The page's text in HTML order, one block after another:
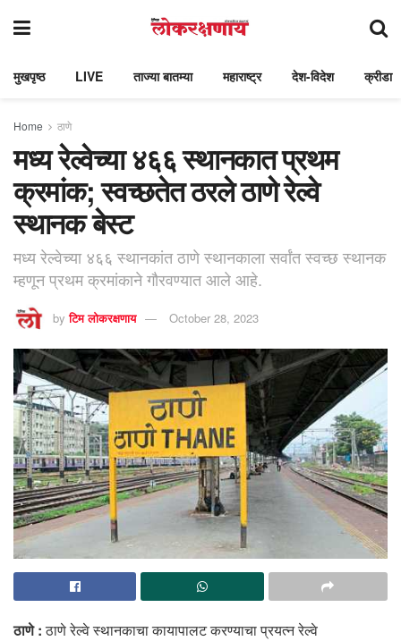
मुखपृष्ठ LIVE ताज्या बातम्या महाराष्ट्र देश-विदेश क्रीडा
Home ठाणे
मध्य रेल्वेच्या ४६६ स्थानकात प्रथम
क्रमांक; स्वच्छतेत ठरले ठाणे रेल्वे
स्थानक बेस्ट
मध्य रेल्वेच्या ४६६ स्थानकांत ठाणे स्थानकाला सर्वांत स्वच्छ स्थानक
म्हणून प्रथम क्रमांकाने गौरवण्यात आले आहे.
by टिम लोकरक्षणाय October 28, 2023
ठाणे :ठाणे रेल्वे स्थानकाचा कायापालट करण्याचा प्रयत्न रेल्वे